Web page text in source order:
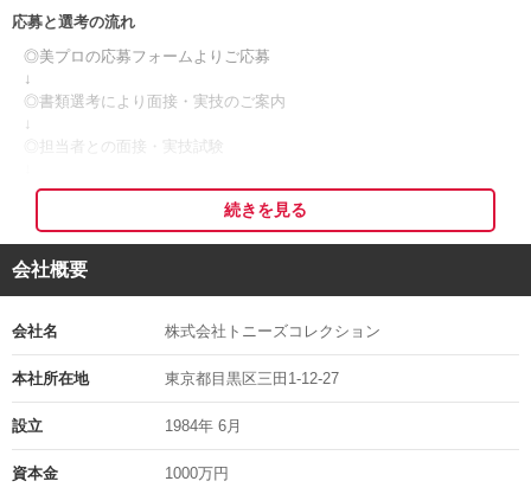
みなとみらいらしい抜群のロケーションが大人気の式場です♪
素晴らしい結婚式を形にするために、あなたの手で結婚式の主役とゲ
ストをキレイに♪
《＊幸せの場を支えるお仕事♪＊》
大切な日。
ヘアメイクを通して、皆様にとってかけがえのない一日をお手伝いし
てみませんか？
挙式当日を迎え笑顔で輝く参加者の姿を見る時がやりがいを感じる瞬
間。
幸せな場面に触れられ、日々感動に出会えるお仕事です！
■■ ウェディング未経験でも大丈夫 ■■
ヘアメイクの経験と「ブライダルのお仕事に携わりたい！」という想
コツコツスキルアップしていきましょう。
応募と選考の流れ
◎美プロの応募フォームよりご応募
↓
◎書類選考により面接・実技のご案内
↓
◎担当者との面接・実技試験
◎内定
◎入社
※応募者多数の場合、書類選考を通過された方のみにご連絡する可能
す。
※面接日等は考慮しますのでご相談ください。
東京都目黒区三田1-12-27-4Ｆ
続きを見る
会社概要
会社名 株式会社トニーズコレクション
本社所在地 東京都目黒区三田1-12-27
設立 1984年 6月
資本金 1000万円